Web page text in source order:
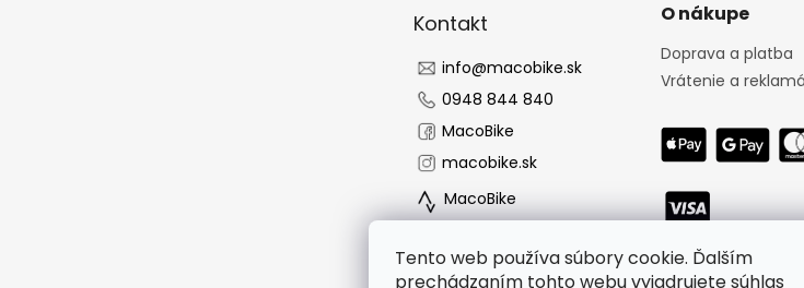
Tento web používa súbory cookie. Ďalším
prechádzaním tohto webu vyjadrujete súhlas
Kontakt
info@macobike.sk
0948 844 840
MacoBike
macobike.sk
MacoBike
O nákupe
Doprava a platba
Vrátenie a